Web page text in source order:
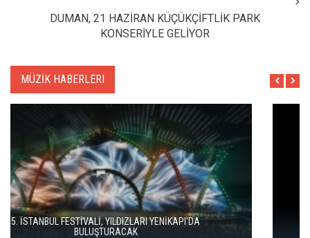
DUMAN, 21 HAZİRAN KÜÇÜKÇİFTLİK PARK
KONSERİYLE GELİYOR
MÜZİK HABERLERI
İSTANBUL MÜZİK FESTİVALİ'NDE TURGAY ERDENER'DEN
"KÖROĞLU" ÇAĞRISI